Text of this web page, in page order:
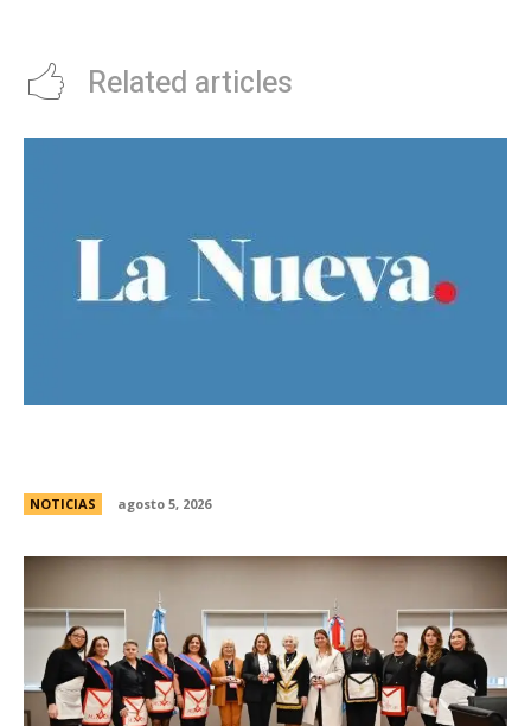
Related articles
NOTICIAS agosto 5, 2026